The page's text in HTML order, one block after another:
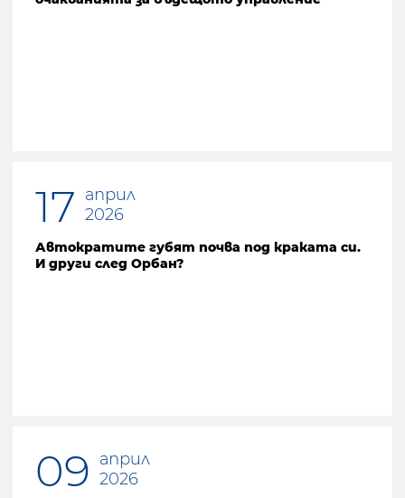
17 април
2026
Автократите губят почва под краката си.
И други след Орбан?
09 април
2026